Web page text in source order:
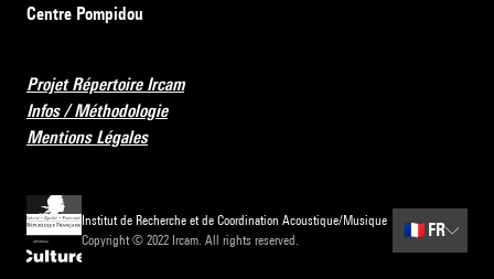
Centre Pompidou
Projet Répertoire Ircam
Infos / Méthodologie
Mentions Légales
Institut de Recherche et de Coordination Acoustique/Musique
Copyright © 2022 Ircam. All rights reserved.
🇫🇷 FR